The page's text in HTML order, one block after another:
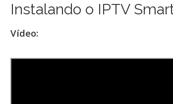
Instalando o IPTV
Vídeo: